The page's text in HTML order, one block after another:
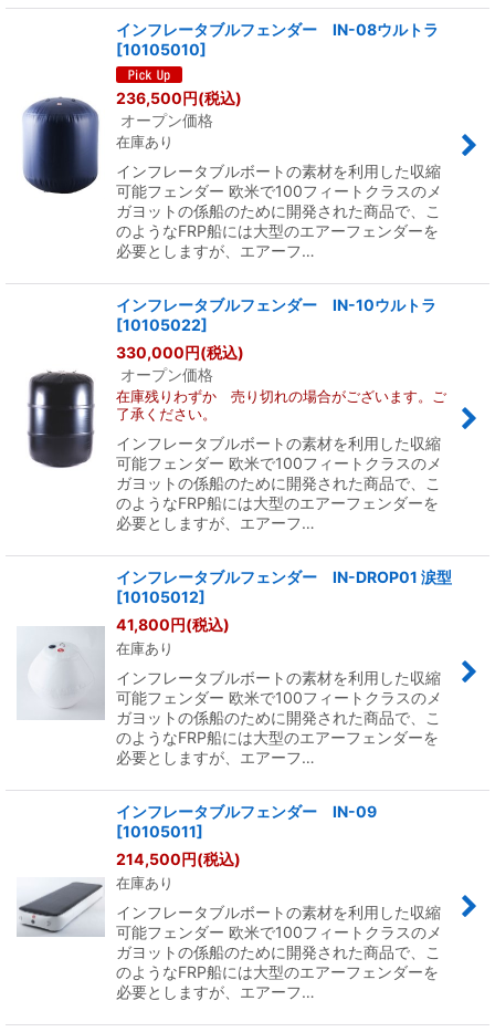
インフレータブルフェンダー IN-08ウルトラ
[10105010]
236,500円(税込)
オープン価格
在庫あり
インフレータブルボートの素材を利用した収縮
可能フェンダー 欧米で100フィートクラスのメ
ガヨットの係船のために開発された商品で、こ
のようなFRP船には大型のエアーフェンダーを
必要としますが、エアーフ…
インフレータブルフェンダー IN-10ウルトラ
[10105022]
330,000円(税込)
オープン価格
在庫残りわずか 売り切れの場合がございます。ご
了承ください。
インフレータブルボートの素材を利用した収縮
可能フェンダー 欧米で100フィートクラスのメ
ガヨットの係船のために開発された商品で、こ
のようなFRP船には大型のエアーフェンダーを
必要としますが、エアーフ…
インフレータブルフェンダー IN-DROP01 涙型
[10105012]
41,800円(税込)
在庫あり
インフレータブルボートの素材を利用した収縮
可能フェンダー 欧米で100フィートクラスのメ
ガヨットの係船のために開発された商品で、こ
のようなFRP船には大型のエアーフェンダーを
必要としますが、エアーフ…
インフレータブルフェンダー IN-09
[10105011]
214,500円(税込)
在庫あり
インフレータブルボートの素材を利用した収縮
可能フェンダー 欧米で100フィートクラスのメ
ガヨットの係船のために開発された商品で、こ
のようなFRP船には大型のエアーフェンダーを
必要としますが、エアーフ…